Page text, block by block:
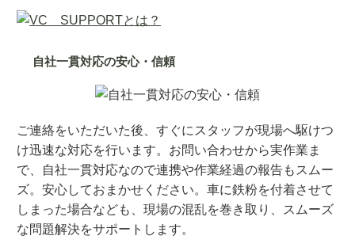
自社一貫対応の安心・信頼
ご連絡をいただいた後、すぐにスタッフが現場へ駆けつ
け迅速な対応を行います。お問い合わせから実作業ま
で、自社一貫対応なので連携や作業経過の報告もスムー
ズ。安心しておまかせください。車に鉄粉を付着させて
しまった場合なども、現場の混乱を巻き取り、スムーズ
な問題解決をサポートします。